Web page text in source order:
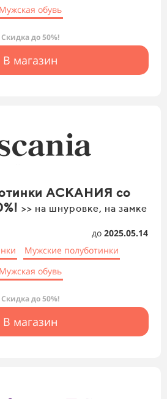
Мужская обувь
Скидка до 50%!
В магазин
АСКАНИЯ со
>> на шнуровке, на замке
до 2025.05.14
Мужские полуботинки
Мужская обувь
Скидка до 50%!
В магазин